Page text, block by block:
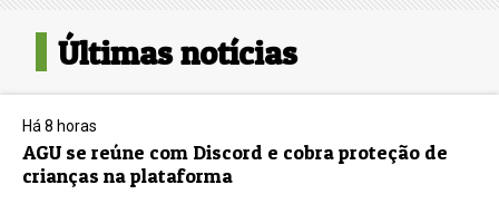
Últimas notícias
Há 8 horas
AGU se reúne com Discord e cobra proteção de
crianças na plataforma